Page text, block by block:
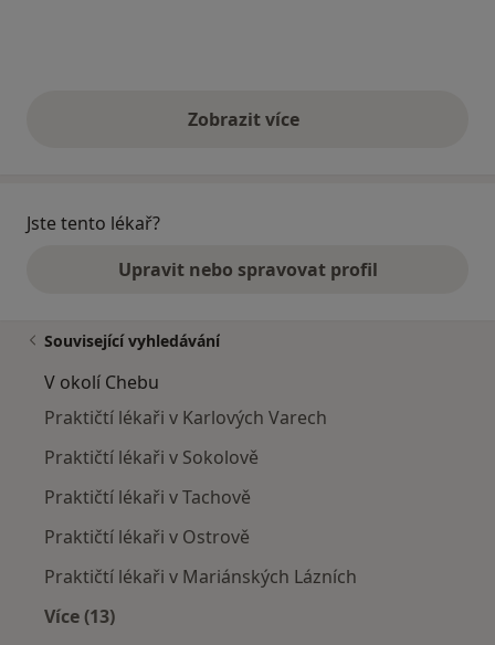
Zobrazit vícevýše uvedené názory
Jste tento lékař?
Upravit nebo spravovat profil
Související vyhledávání
V okolí Chebu
Praktičtí lékaři v Karlových Varech
Praktičtí lékaři v Sokolově
Praktičtí lékaři v Tachově
Praktičtí lékaři v Ostrově
Praktičtí lékaři v Mariánských Lázních
Více (13)